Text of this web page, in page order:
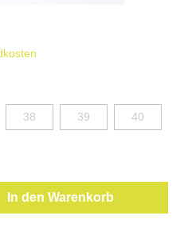
38 39 40
In den Warenkorb